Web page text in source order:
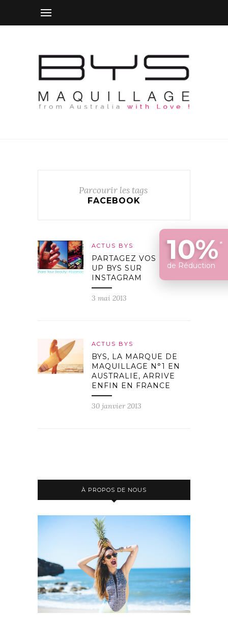
Parcourir les tags
FACEBOOK
ACTUS BYS
PARTAGEZ VOS MAKE-
UP BYS SUR
INSTAGRAM
3 mai 2013
ACTUS BYS
BYS, LA MARQUE DE
MAQUILLAGE N°1 EN
AUSTRALIE, ARRIVE
ENFIN EN FRANCE
30 janvier 2013
À PROPOS DE NOUS
10%*
de Réduction